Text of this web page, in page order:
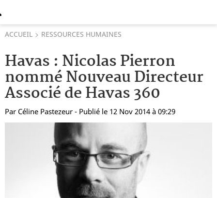
ACCUEIL RESSOURCES HUMAINES
Havas : Nicolas Pierron
nommé Nouveau Directeur
Associé de Havas 360
Par Céline Pastezeur - Publié le 12 Nov 2014 à 09:29